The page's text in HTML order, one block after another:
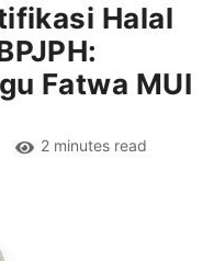
Halal
Fatwa MUI
2 minutes read